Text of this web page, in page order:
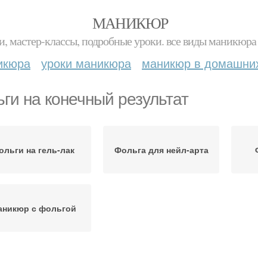
МАНИКЮР
мастер-классы, подробные уроки. все виды маникюра
уроки маникюра маникюр в
на конечный результат
на гель-лак Фольга для нейл-арта
с фольгой